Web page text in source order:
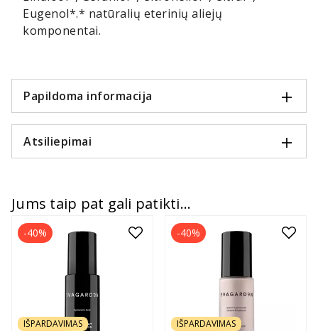
Eugenol*.* natūralių eterinių aliejų
komponentai.
Papildoma informacija
Atsiliepimai
Jums taip pat gali patikti...
IŠPARDAVIMAS
-40%
IŠPARDAVIMAS
-40%